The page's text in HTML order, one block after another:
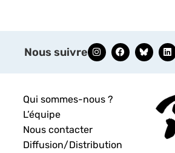
Nous suivre
Qui sommes-nous ?
L’équipe
Nous contacter
Diffusion/Distribution